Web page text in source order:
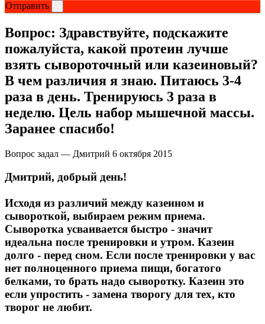
Полезные продукты
НАЗАД
Снеки и шоколад
Соусы и Топпинги
Распродажа!
Распродажа NOW
Отправить
Вопрос: Здравствуйте, подскажите
пожалуйста, какой протеин лучше
взять сывороточный или казеиновый?
В чем различия я знаю. Питаюсь 3-4
раза в день. Тренируюсь 3 раза в
неделю. Цель набор мышечной массы.
Заранее спасибо!
Вопрос задал — Дмитрий 6 октября 2015
Дмитрий, добрый день!
Исходя из различий между казеином и
сывороткой, выбираем режим приема.
Сыворотка усваивается быстро - значит
идеальна после тренировки и утром. Казеин
долго - перед сном. Если после тренировки у вас
нет полноценного приема пищи, богатого
белками, то брать надо сыворотку. Казеин это
если упростить - замена творогу для тех, кто
творог не любит.